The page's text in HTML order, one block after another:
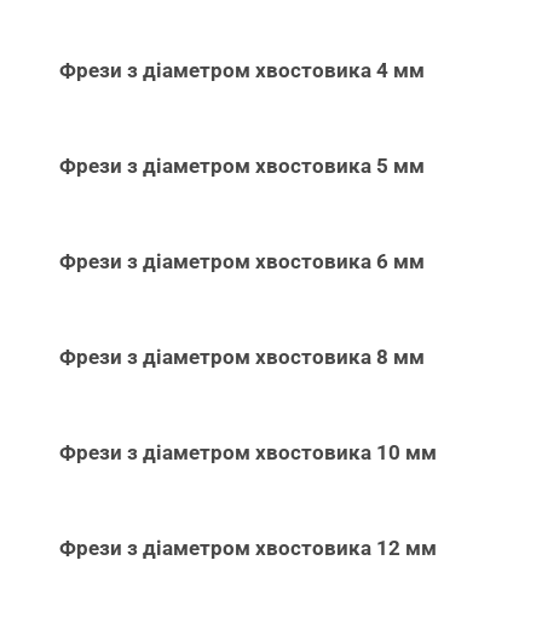
Фрези з діаметром хвостовика 4 мм
Фрези з діаметром хвостовика 5 мм
Фрези з діаметром хвостовика 6 мм
Фрези з діаметром хвостовика 8 мм
Фрези з діаметром хвостовика 10 мм
Фрези з діаметром хвостовика 12 мм